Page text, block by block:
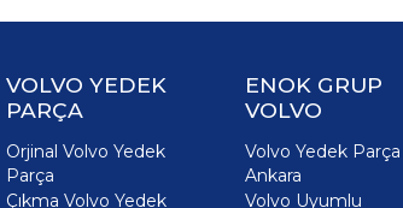
VOLVO YEDEK
PARÇA
Orjinal Volvo Yedek
Parça
Çıkma Volvo Yedek
ENOK GRUP
VOLVO
Volvo Yedek Parça
Ankara
Volvo Uyumlu